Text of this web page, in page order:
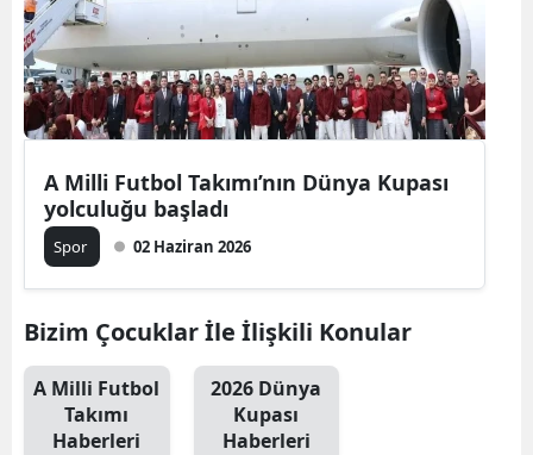
A Milli Futbol Takımı’nın Dünya Kupası
yolculuğu başladı
Spor 02 Haziran 2026
Bizim Çocuklar İle İlişkili Konular
A Milli Futbol
Takımı
Haberleri
2026 Dünya
Kupası
Haberleri